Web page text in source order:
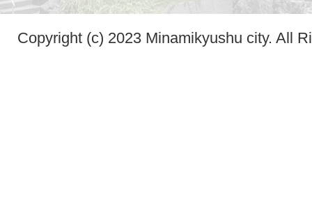
Copyright (c) 2023 Minamikyushu city. All